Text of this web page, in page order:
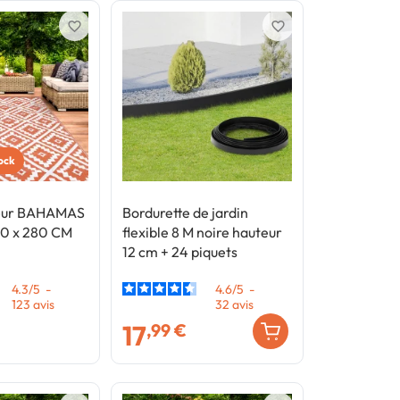
BAHAMAS
x 280 CM
4.3/5 -
123 avis
favorite_border
Bordurette de jardin
flexible 8 M noire hauteur
12 cm + 24 piquets
4.6/5 -
32 avis
17,99 €
favorite_border